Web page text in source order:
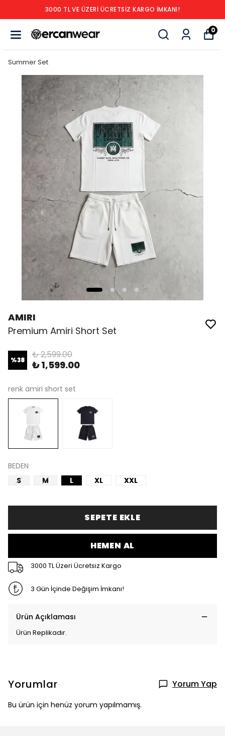
3000 TL VE ÜZERİ ÜCRETSİZ KARGO İMKANI!
0
Summer Set
AMIRI
Premium Amiri Short Set
%38 ₺ 2,599.00
₺ 1,599.00
renk amiri short set
BEDEN
S
M L XL XXL
SEPETE EKLE
HEMEN AL
3000 TL Üzeri Ücretsiz Kargo
3 Gün İçinde Değişim İmkanı!
Ürün Açıklaması
Ürün Replikadır.
Yorumlar Yorum Yap
Bu ürün için henüz yorum yapılmamış.